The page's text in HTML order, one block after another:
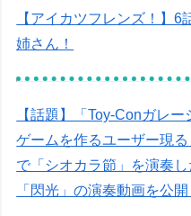
【アイカツフレンズ！】
姉さん！
【話題】「Toy-Conガレ
ゲームを作るユーザー現
で「シオカラ節」を演奏
「閃光」の演奏動画を公開